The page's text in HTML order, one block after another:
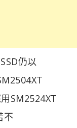
仍以
SM2524XT
不